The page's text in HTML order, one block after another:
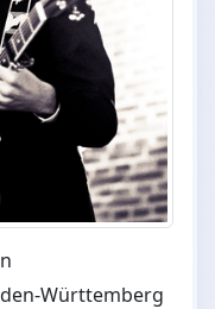
Württemberg